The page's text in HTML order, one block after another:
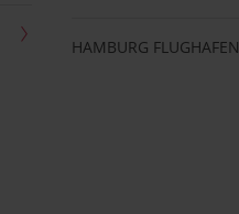
HAMBURG FLUGHAFEN